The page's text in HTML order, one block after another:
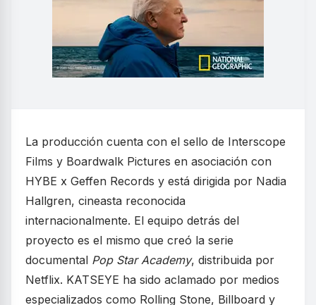
La producción cuenta con el sello de Interscope
Films y Boardwalk Pictures en asociación con
HYBE x Geffen Records y está dirigida por Nadia
Hallgren, cineasta reconocida
internacionalmente. El equipo detrás del
proyecto es el mismo que creó la serie
documental Pop Star Academy, distribuida por
Netflix. KATSEYE ha sido aclamado por medios
especializados como Rolling Stone, Billboard y